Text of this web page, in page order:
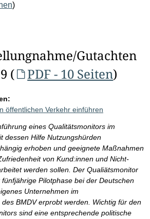
)
Gutachten
(
PDF - 10 Seiten)
öffentlichen Verkehr einführen
eines Qualitätsmonitors im
dessen Hilfe Nutzungshürden
erhoben und geeignete Maßnahmen
von Kund:innen und Nicht-
werden sollen. Der Qualiätsmonitor
Pilotphase bei der Deutschen
Unternehmen im
BMDV erprobt werden. Wichtig für den
sind eine entsprechende politische